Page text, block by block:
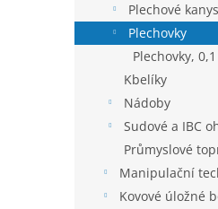
Plechové
Plechovky
Plechovky,
Kbelíky
Nádoby
Sudové a IBC
Průmyslové
Manipulační
Kovové úložné